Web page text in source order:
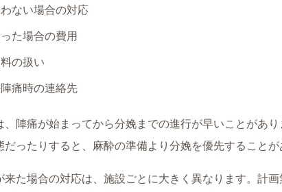
ない場合の対応
た場合の費用
の扱い
痛時の連絡先
、陣痛が始まってから分娩までの進行が早いことがあ
ったりすると、麻酔の準備より分娩を優先することが
来た場合の対応は、施設ごとに大きく異なります。計